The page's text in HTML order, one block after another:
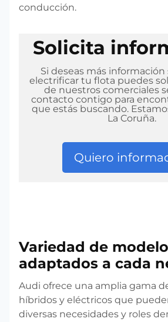
conducción.
Solicita
Si deseas más
electrificar tu flota puedes
de nuestros comerciales
contacto contigo para
que estás buscando.
La Coruña.
Quiero
Variedad de
adaptados a cada
Audi ofrece una amplia gama
híbridos y eléctricos que
diversas necesidades y roles